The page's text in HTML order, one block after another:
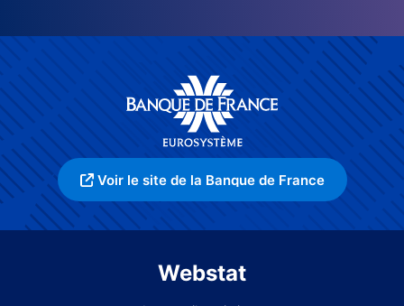
Voir le site de la Banque de France
Webstat